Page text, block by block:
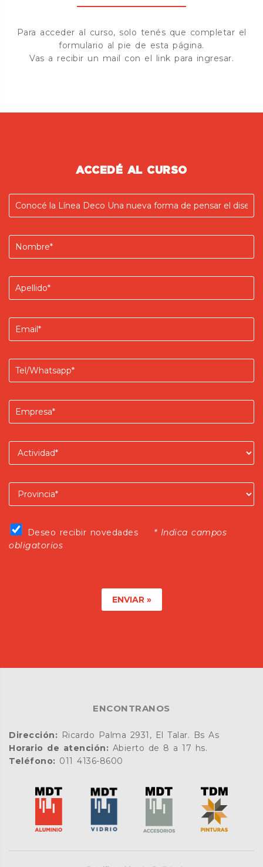
Para acceder al curso, solo tenés que completar el
formulario al pie de esta página.
Vas a recibir un mail con el link para ingresar.
ACCEDÉ AL CURSO
Curso
Nombre
Apellido
Email
Teléfono/Whatsapp
Empresa
Actividad
Provincia
Recibir novedades
Deseo recibir novedades
* Indica campos
obligatorios
ENVIAR »
ENCONTRANOS
Dirección: Ricardo Palma 2931, El Talar. Bs As
Horario de atención: Abierto de 8 a 17 hs.
Teléfono: 011 4136-8600